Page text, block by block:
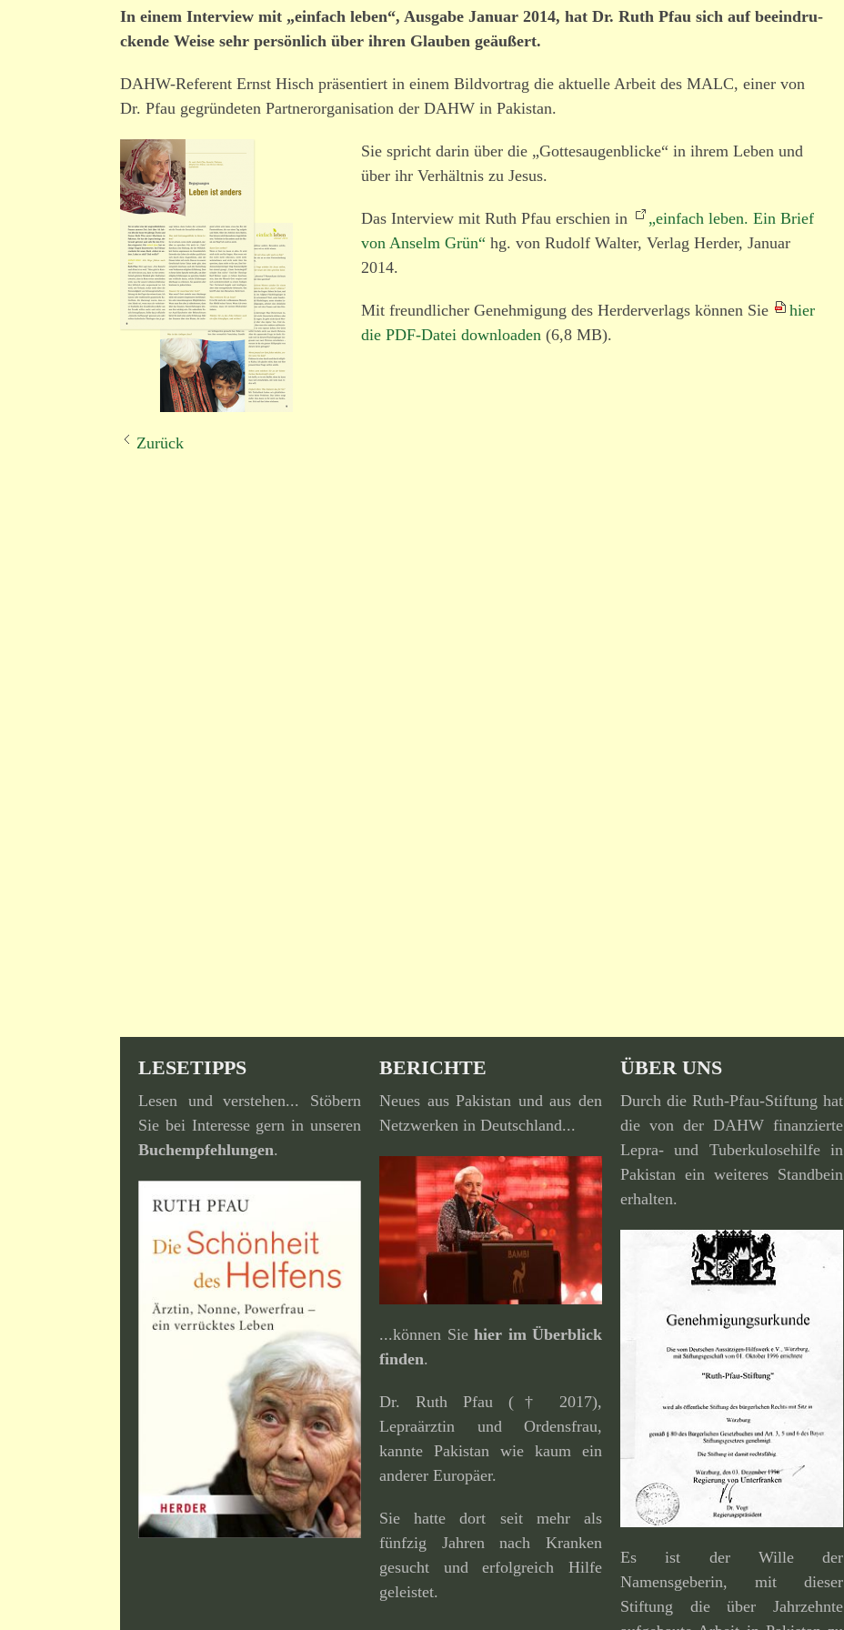
In einem Interview mit „einfach leben“, Ausgabe Januar 2014, hat Dr. Ruth Pfau sich auf beein­dru­
ckende Weise sehr persönlich über ihren Glauben geäußert.
DAHW-Referent Ernst Hisch präsen­tiert in einem Bildvortrag die aktuelle Arbeit des MALC, einer von
Dr. Pfau gegrün­deten Partnerorganisation der DAHW in Pakistan.
Sie spricht darin über die „Gottesaugenblicke“ in ihrem Leben und
über ihr Verhältnis zu Jesus.
Das Interview mit Ruth Pfau erschien in
„einfach leben. Ein Brief
von Anselm Grün“ hg. von Rudolf Walter, Verlag Herder, Januar
2014.
Mit freund­licher Genehmigung des Herderverlags können Sie
hier
die PDF-Datei down­loaden (6,8 MB).
Zurück
LESETIPPS
Lesen und verstehen... Stöbern
Sie bei Interesse gern in unseren
Buchempfehlungen.
BERICHTE
Neues aus Pakistan und aus den
Netzwerken in Deutschland...
...können Sie hier im Überblick
finden.
Dr. Ruth Pfau († 2017),
Lepraärztin und Ordensfrau,
kannte Pakistan wie kaum ein
anderer Europäer.
Sie hatte dort seit mehr als
fünfzig Jahren nach Kranken
gesucht und erfolg­reich Hilfe
geleistet.
ÜBER UNS
Durch die Ruth-Pfau-Stiftung hat
die von der DAHW finan­zierte
Lepra- und Tuberkulosehilfe in
Pakistan ein weiteres Standbein
erhalten.
Es ist der Wille der
Namensgeberin, mit dieser
Stiftung die über Jahrzehnte